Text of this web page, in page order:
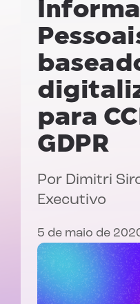
para
GDPR
Por Dimitri
Executivo
5 de maio de